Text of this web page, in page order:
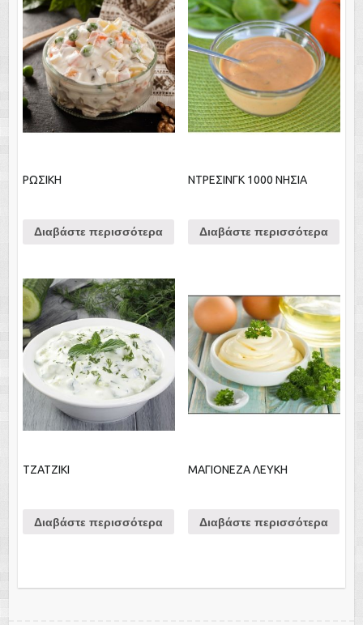
ΡΩΣΙΚΗ
Διαβάστε περισσότερα
ΝΤΡΕΣΙΝΓΚ 1000 ΝΗΣΙΑ
Διαβάστε περισσότερα
ΤΖΑΤΖΙΚΙ
Διαβάστε περισσότερα
ΜΑΓΙΟΝΕΖΑ ΛΕΥΚΗ
Διαβάστε περισσότερα